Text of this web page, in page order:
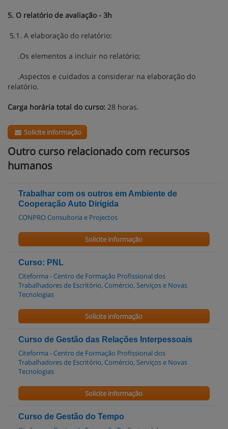
5. O relatório de avaliação - 3h
5.1. A elaboração do relatório:
.Os elementos a incluir no relatório;
.Aspectos e cuidados a considerar na elaboração do
relatório.
Carga horária total do curso: 28 horas.
Solicite informação
Outro curso relacionado com recursos
humanos
Trabalhar com os outros em Ambiente de
Cooperação Auto Dirigida
CONPRO Consultoria e Projectos
Solicite informação
Curso: PNL
Citeforma - Centro de Formação Profissional dos
Trabalhadores de Escritório, Comércio, Serviços e Novas
Tecnologias
Solicite informação
Curso de Gestão das Relações Interpessoais
Citeforma - Centro de Formação Profissional dos
Trabalhadores de Escritório, Comércio, Serviços e Novas
Tecnologias
Solicite informação
Curso de Gestão do Tempo